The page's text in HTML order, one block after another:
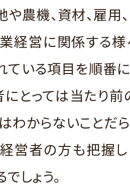
や農機、資材、雇用
経営に関係する
ている項目を順番
にとっては当たり前
わからないことだ
営者の方も把握
しょう。